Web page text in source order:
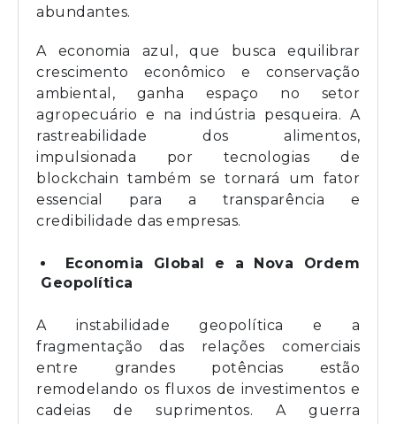
abundantes.
A economia azul, que busca equilibrar
crescimento econômico e conservação
ambiental, ganha espaço no setor
agropecuário e na indústria pesqueira. A
rastreabilidade dos alimentos,
impulsionada por tecnologias de
blockchain também se tornará um fator
essencial para a transparência e
credibilidade das empresas.
Economia Global e a Nova Ordem
Geopolítica
A instabilidade geopolítica e a
fragmentação das relações comerciais
entre grandes potências estão
remodelando os fluxos de investimentos e
cadeias de suprimentos. A guerra